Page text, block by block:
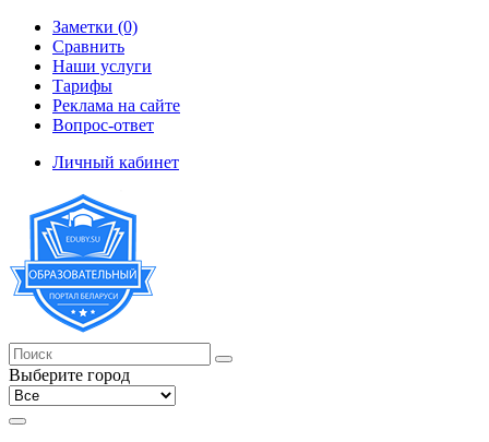
Заметки (0)
Сравнить
Наши услуги
Тарифы
Реклама на сайте
Вопрос-ответ
Личный кабинет
Выберите город